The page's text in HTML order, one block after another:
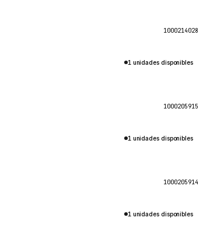
1000214028
1 unidades disponibles
1000205915
1 unidades disponibles
1000205914
1 unidades disponibles